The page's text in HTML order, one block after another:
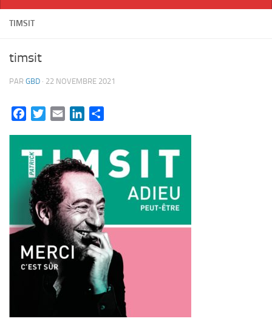
TIMSIT
timsit
PAR GBD · 22 NOVEMBRE 2021
FacebookTwitterEmail LinkedIn